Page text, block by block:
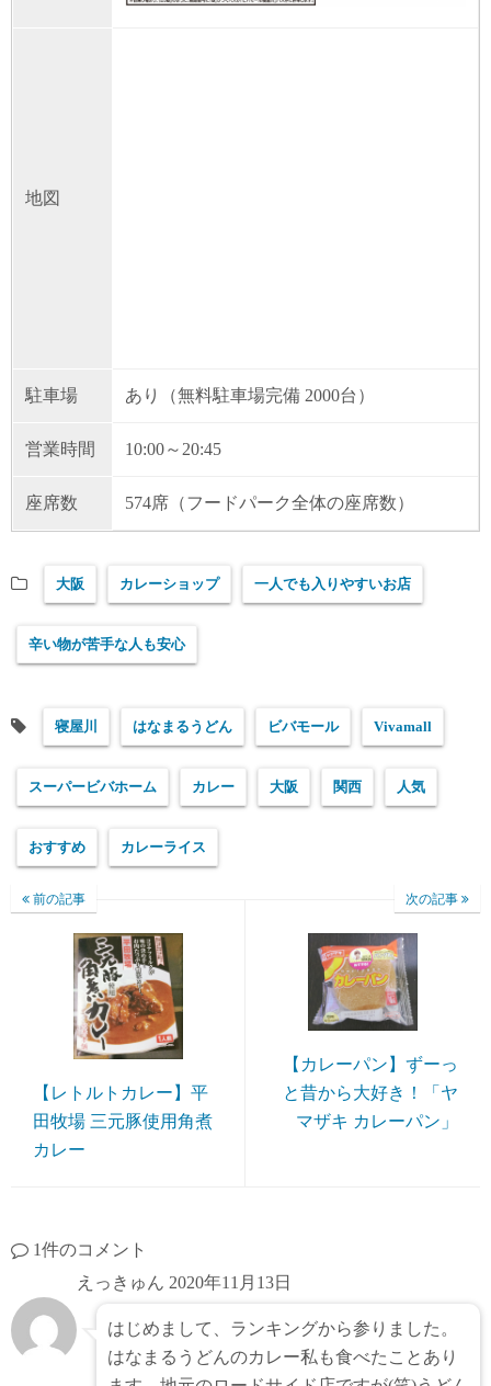
地図
駐車場 あり（無料駐車場完備 2000台）
営業時間 10:00～20:45
座席数 574席（フードパーク全体の座席数）
大阪 カレーショップ 一人でも入りやすいお店
辛い物が苦手な人も安心
寝屋川 はなまるうどん ビバモール Vivamall
スーパービバホーム カレー 大阪 関西 人気
おすすめ カレーライス
前の記事
【レトルトカレー】平
田牧場 三元豚使用角煮
カレー
次の記事
【カレーパン】ずーっ
と昔から大好き！「ヤ
マザキ カレーパン」
1件のコメント
えっきゅん 2020年11月13日
はじめまして、ランキングから参りました。
はなまるうどんのカレー私も食べたことあり